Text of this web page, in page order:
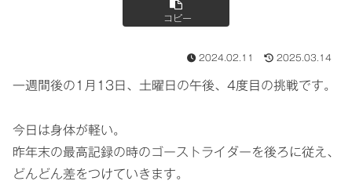
コピー
2024.02.11 2025.03.14
一週間後の1月13日、土曜日の午後、4度目の挑戦です。
今日は身体が軽い。
昨年末の最高記録の時のゴーストライダーを後ろに従え、
どんどん差をつけていきます。